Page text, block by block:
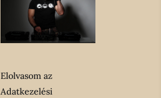
Elolvasom az
Adatkezelési